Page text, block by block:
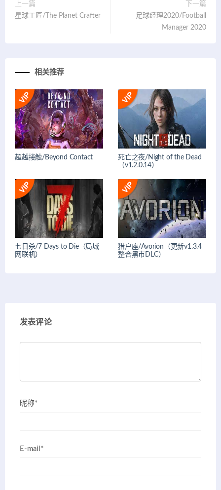
上一篇
星球工匠/The Planet Crafter
下一篇
足球经理2020/Football
Manager 2020
相关推荐
超越接触/Beyond Contact
死亡之夜/Night of the Dead
（v1.2.0.14）
七日杀/7 Days to Die（局域
网联机）
猎户座/Avorion（更新v1.3.4
整合黑市DLC）
发表评论
昵称*
E-mail*